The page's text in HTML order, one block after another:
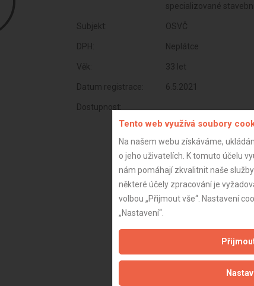
specializované
Subjekt: OSVČ
DPH: Neplátce
Věk: 33 let
Datum registrace: 6.5.2021
Dostupnost:
Tento web využívá soubory
Na našem webu získáváme,
o jeho uživatelích. K tomuto účelu
nám pomáhají zkvalitnit naše
některé účely zpracování je
volbou „Přijmout vše“. Nastavení
„Nastavení“.